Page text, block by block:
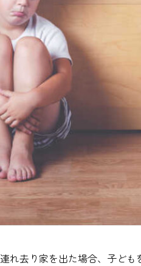
れ去り家を出た場合、 子ども